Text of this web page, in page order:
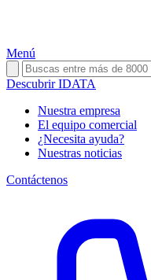
Menú
Descubrir IDATA
Nuestra empresa
El equipo comercial
¿Necesita ayuda?
Nuestras noticias
Contáctenos